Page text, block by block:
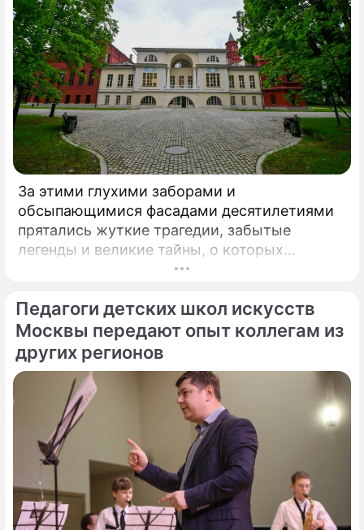
За этими глухими заборами и
обсыпающимися фасадами десятилетиями
прятались жуткие трагедии, забытые
легенды и великие тайны, о которых
миллионы прохожих даже не догадывались.
Педагоги детских школ искусств
Москвы передают опыт коллегам из
других регионов